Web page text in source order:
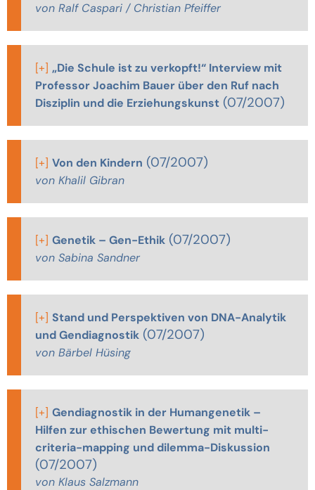
von Ralf Caspari / Christian Pfeiffer
[+] „Die Schule ist zu verkopft!“ Interview mit
Professor Joachim Bauer über den Ruf nach
Disziplin und die Erziehungskunst (07/2007)
[+] Von den Kindern (07/2007)
von Khalil Gibran
[+] Genetik – Gen-Ethik (07/2007)
von Sabina Sandner
[+] Stand und Perspektiven von DNA-Analytik
und Gendiagnostik (07/2007)
von Bärbel Hüsing
[+] Gendiagnostik in der Humangenetik –
Hilfen zur ethischen Bewertung mit multi-
criteria-mapping und dilemma-Diskussion
(07/2007)
von Klaus Salzmann